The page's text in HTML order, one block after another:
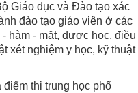
Giáo dục và Đào tạo xác
đào tạo giáo viên ở các
hàm - mặt, dược học, điều
xét nghiệm y học, kỹ thuật
thi trung học phổ